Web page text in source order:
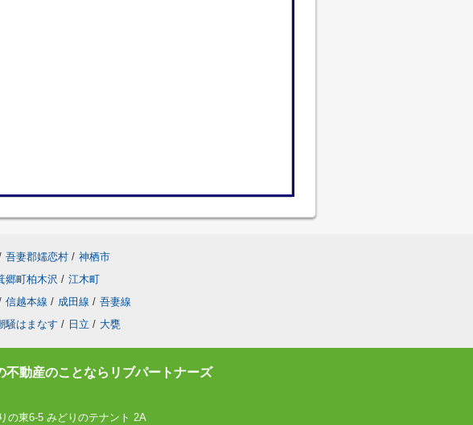
吾妻郡嬬恋村 / 神栖市
郷町柏木沢 / 江木町
信越本線 / 成田線 / 吾妻線
騒はまなす / 日立 / 大甕
不動産のことならリブパートナーズ
の東6-5 みどりのテナント 2A